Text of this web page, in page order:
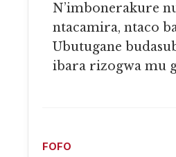
N’imbonerakure
ntacamira, ntaco
Ubutugane
ibara rizogwa mu
FOFO